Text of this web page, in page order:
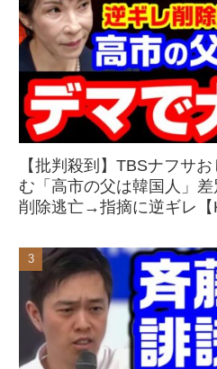
【批判殺到】TBSナフサ
む「高市の父は韓国人」
削除逃亡→指摘に逆ギレ【